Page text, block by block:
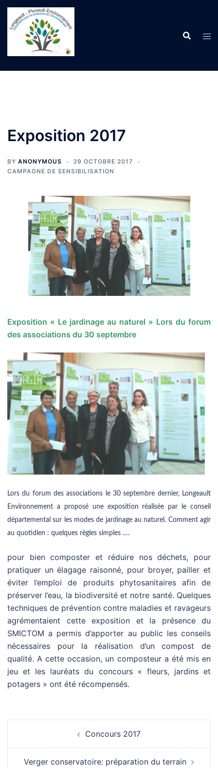
Aller
contenu
Exposition 2017
BY ANONYMOUS
29 OCTOBRE 2017
CAMPAGNE DE SENSIBILISATION
Exposition « Le jardinage au naturel » Lors du forum
des associations du 30 septembre
Lors du forum des associations le 30 septembre dernier, Longeault
Environnement a proposé une exposition réalisée par le conseil
départemental sur les modes de jardinage au naturel. Comment agir
au quotidien : quelques règles simples ….
pour bien composter et réduire nos déchets,
pour
pratiquer un élagage raisonné, pour broyer, pailler et
éviter l’emploi de produits phytosanitaires afin de
préserver l’eau, la biodiversité et notre santé. Quelques
techniques de prévention contre maladies et ravageurs
agrémentaient cette exposition et la présence du
SMICTOM a permis d’apporter au public les conseils
nécessaires pour la réalisation d’un compost de
qualité. A cette occasion, un composteur a été mis en
jeu et les lauréats du concours « fleurs, jardins et
potagers » ont été récompensés.
Concours 2017
Verger conservatoire: préparation du terrain